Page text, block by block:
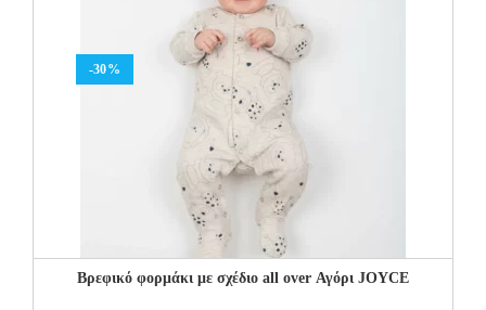
-30%
Βρεφικό φορμάκι με σχέδιο all over Αγόρι JOYCE